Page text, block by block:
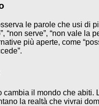
le parole che usi di
“non serve”, “non vale la
più aperte, come
cambia il mondo che abiti.
la realtà che vivrai